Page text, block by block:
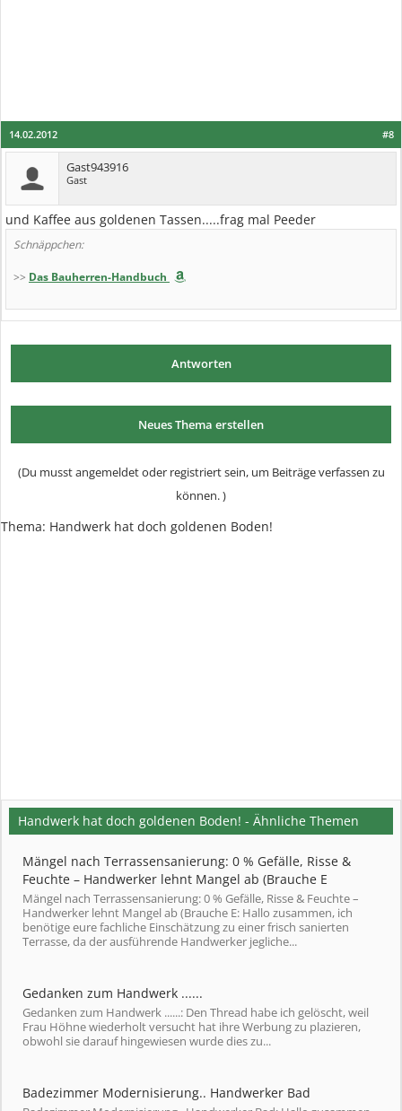
#8
14.02.2012
Gast943916
Gast
und Kaffee aus goldenen Tassen.....frag mal Peeder
Schnäppchen:
>> Das Bauherren-Handbuch
Antworten
Neues Thema erstellen
(Du musst angemeldet oder registriert sein, um Beiträge verfassen zu
können. )
Thema: Handwerk hat doch goldenen Boden!
Handwerk hat doch goldenen Boden! - Ähnliche Themen
Mängel nach Terrassensanierung: 0 % Gefälle, Risse &
Feuchte – Handwerker lehnt Mangel ab (Brauche E
Mängel nach Terrassensanierung: 0 % Gefälle, Risse & Feuchte –
Handwerker lehnt Mangel ab (Brauche E: Hallo zusammen, ich
benötige eure fachliche Einschätzung zu einer frisch sanierten
Terrasse, da der ausführende Handwerker jegliche...
Gedanken zum Handwerk ......
Gedanken zum Handwerk ......: Den Thread habe ich gelöscht, weil
Frau Höhne wiederholt versucht hat ihre Werbung zu plazieren,
obwohl sie darauf hingewiesen wurde dies zu...
Badezimmer Modernisierung.. Handwerker Bad